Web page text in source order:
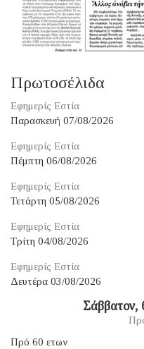
Πρωτοσέλιδα
Εφημερίς Εστία
Παρασκευή 07/08/2026
Εφημερίς Εστία
Πέμπτη 06/08/2026
Εφημερίς Εστία
Τετάρτη 05/08/2026
Εφημερίς Εστία
Τρίτη 04/08/2026
Εφημερίς Εστία
Δευτέρα 03/08/2026
Σάββατον,
Πρό 60 ετων